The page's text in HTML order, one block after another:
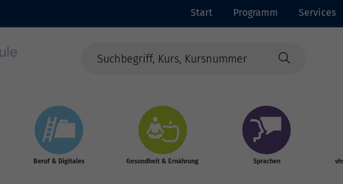
Start Programm Services
Beruf & Digitales Gesundheit & Ernährung Sprachen